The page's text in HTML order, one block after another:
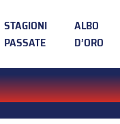
STAGIONI
PASSATE
ALBO
D’ORO